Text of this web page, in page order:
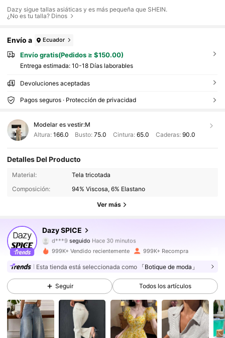
Dazy sigue tallas asiáticas y es más pequeña que SHEIN.
¿No es tu talla? Dinos
Envío a Ecuador
Envío gratis(Pedidos ≥ $150.00)
Entrega estimada: 10-18 Días laborables
Devoluciones aceptadas
Pagos seguros · Protección de privacidad
Modelar es vestir:M
Altura: 166.0 Busto:75.0 Cintura: 65.0 Caderas: 90.0
Detalles Del Producto
Material:
Tela tricotada
Composición:
94% Viscosa, 6% Elastano
Ver más
Dazy SPICE
4.91 2M Seguidores
d***9seguido
4.91
2M Seguidores
4.91 2M Seguidores
4.91 2M Seguidores
4.91 2M Seguidores
999K+ Vendido recientemente 999K+ Recompra
Esta tienda está seleccionada como 「Botique de moda」
Seguir Todos los artículos